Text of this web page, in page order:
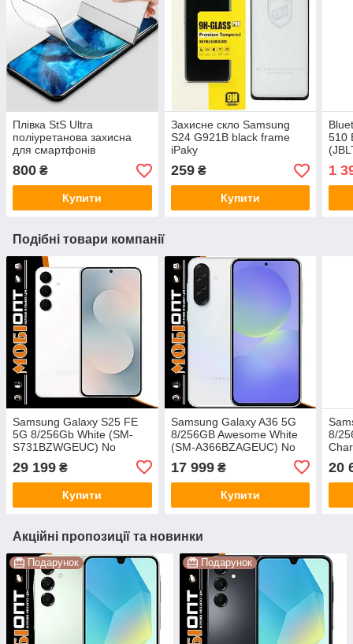
Плівка StS Ultra
поліуретанова захисна
для смартфонів
800 ₴
Купити
Захисне скло Samsung
S24 G921B black frame
iPaky
259₴
Купити
510
1
Подібні товари компанії
Samsung Galaxy S25 FE
5G 8/256Gb White (SM-
S731BZWGEUC) No
29 199 ₴
Купити
Samsung Galaxy A36 5G
8/256GB Awesome White
(SM-A366BZAGEUC) No
17 999₴
Купити
8/
20
Акційні пропозиції та новинки
Подарунок Подарунок